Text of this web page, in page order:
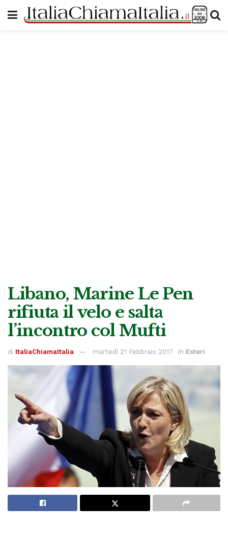
Libano, Marine Le Pen
rifiuta il velo e salta
l’incontro col Mufti
di ItaliaChiamaItalia martedì 21 Febbraio 2017 in Esteri